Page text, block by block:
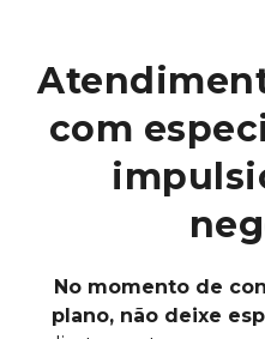
com
No momento de
plano, não deixe